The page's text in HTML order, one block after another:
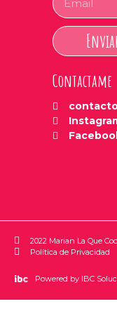
Contactame
2022 Marian La Que
Política de Privacidad
Powered by IBC